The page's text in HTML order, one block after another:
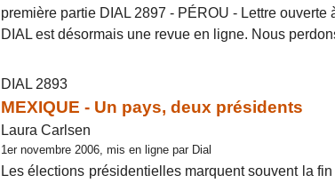
première partie DIAL 2897 - PÉROU - Lettre
DIAL est désormais une revue en ligne. Nous
DIAL 2893
MEXIQUE - Un pays, deux présidents
Laura Carlsen
1er novembre 2006, mis en ligne par Dial
Les élections présidentielles marquent souvent la